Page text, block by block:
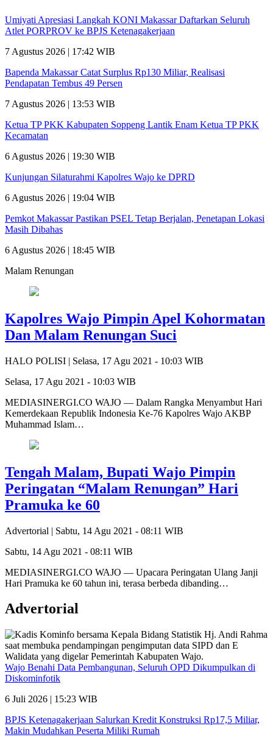
Umiyati Apresiasi Langkah KONI Makassar Daftarkan Seluruh
Atlet PORPROV ke BPJS Ketenagakerjaan
7 Agustus 2026 | 17:42 WIB
Bapenda Makassar Catat Surplus Rp130 Miliar, Realisasi
Pendapatan Tembus 49 Persen
7 Agustus 2026 | 13:53 WIB
Ketua TP PKK Kabupaten Soppeng Lantik Enam Ketua TP PKK
Kecamatan
6 Agustus 2026 | 19:30 WIB
Kunjungan Silaturahmi Kapolres Wajo ke DPRD
6 Agustus 2026 | 19:04 WIB
Pemkot Makassar Pastikan PSEL Tetap Berjalan, Penetapan Lokasi
Masih Dibahas
6 Agustus 2026 | 18:45 WIB
Malam Renungan
Kapolres Wajo Pimpin Apel Kohormatan
Dan Malam Renungan Suci
HALO POLISI | Selasa, 17 Agu 2021 - 10:03 WIB
Selasa, 17 Agu 2021 - 10:03 WIB
MEDIASINERGI.CO WAJO — Dalam Rangka Menyambut Hari
Kemerdekaan Republik Indonesia Ke-76 Kapolres Wajo AKBP
Muhammad Islam…
Tengah Malam, Bupati Wajo Pimpin
Peringatan “Malam Renungan” Hari
Pramuka ke 60
Advertorial | Sabtu, 14 Agu 2021 - 08:11 WIB
Sabtu, 14 Agu 2021 - 08:11 WIB
MEDIASINERGI.CO WAJO — Upacara Peringatan Ulang Janji
Hari Pramuka ke 60 tahun ini, terasa berbeda dibanding…
Advertorial
Wajo Benahi Data Pembangunan, Seluruh OPD Dikumpulkan di
Diskominfotik
6 Juli 2026 | 15:23 WIB
BPJS Ketenagakerjaan Salurkan Kredit Konstruksi Rp17,5 Miliar,
Makin Mudahkan Peserta Miliki Rumah